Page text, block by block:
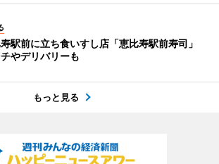
駅前に立ち食いすし店「恵比寿駅前寿司」
やデリバリーも
もっと見る